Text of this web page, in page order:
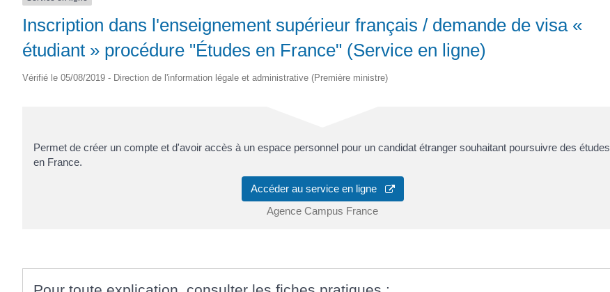
Inscription dans l'enseignement supérieur français / demande de visa «
étudiant » procédure "Études en France" (Service en ligne)
Vérifié le 05/08/2019 - Direction de l'information légale et administrative (Première ministre)
Permet de créer un compte et d'avoir accès à un espace personnel pour un candidat étranger souhaitant poursuivre des études
en France.
Accéder au service en ligne
Agence Campus France